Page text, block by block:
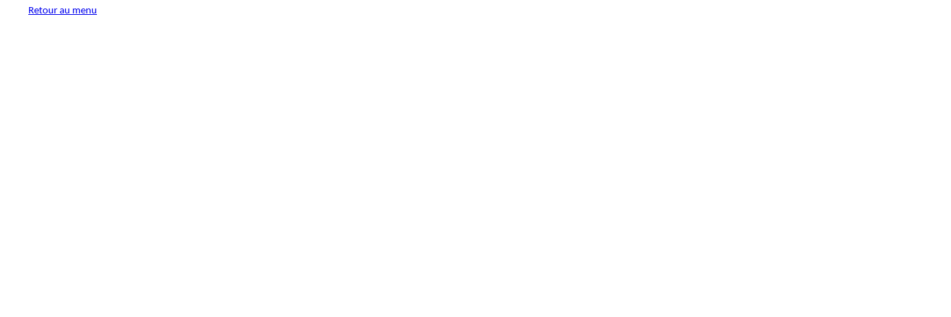
Retour au menu